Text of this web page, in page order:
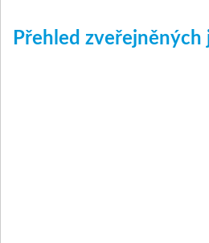
Přehled zveřejněných